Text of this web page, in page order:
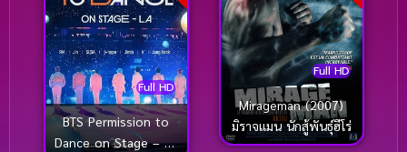
Full HD
BTS Permission to
Dance on Stage – LA
Full HD
Mirageman (2007)
มิราจแมน นักสู้พันธุ์ฮีโร่